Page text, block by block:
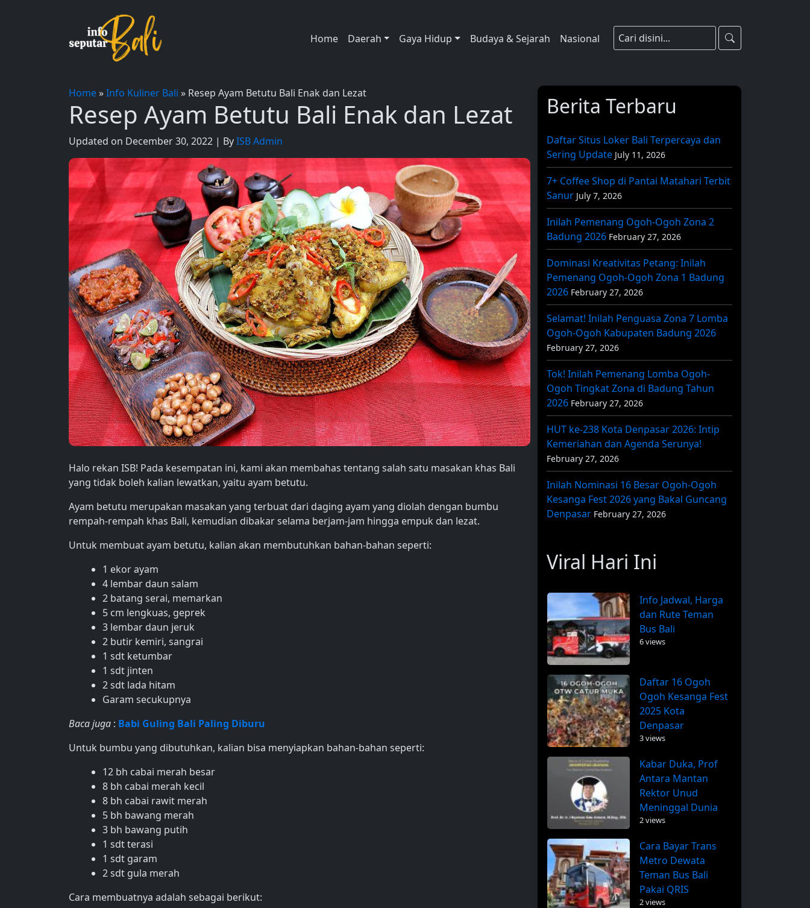
Home Daerah Gaya Hidup Budaya & Sejarah Nasional
Home»Info Kuliner Bali » Resep Ayam Betutu Bali Enak dan Lezat
Resep Ayam Betutu Bali Enak dan Lezat
Updated on December 30, 2022 | ByISB Admin
Halo rekan ISB! Pada kesempatan ini, kami akan membahas tentang salah satu masakan khas Bali
yang tidak boleh kalian lewatkan, yaitu ayam betutu.
Ayam betutu merupakan masakan yang terbuat dari daging ayam yang diolah dengan bumbu
rempah-rempah khas Bali, kemudian dibakar selama berjam-jam hingga empuk dan lezat.
Untuk membuat ayam betutu, kalian akan membutuhkan bahan-bahan seperti:
1 ekor ayam
4 lembar daun salam
2 batang serai, memarkan
5 cm lengkuas, geprek
3 lembar daun jeruk
2 butir kemiri, sangrai
1 sdt ketumbar
1 sdt jinten
2 sdt lada hitam
Garam secukupnya
Baca juga : Babi Guling Bali Paling Diburu
Untuk bumbu yang dibutuhkan, kalian bisa menyiapkan bahan-bahan seperti:
12 bh cabai merah besar
8 bh cabai merah kecil
8 bh cabai rawit merah
5 bh bawang merah
3 bh bawang putih
1 sdt terasi
1 sdt garam
2 sdt gula merah
Cara membuatnya adalah sebagai berikut:
Berita Terbaru
Daftar Situs Loker Bali Terpercaya dan
Sering Update July 11, 2026
7+ Coffee Shop di Pantai Matahari Terbit
Sanur July 7, 2026
Inilah Pemenang Ogoh-Ogoh Zona 2
Badung 2026 February 27, 2026
Dominasi Kreativitas Petang: Inilah
Pemenang Ogoh-Ogoh Zona 1 Badung
2026 February 27, 2026
Selamat! Inilah Penguasa Zona 7 Lomba
Ogoh-Ogoh Kabupaten Badung 2026
February 27, 2026
Tok! Inilah Pemenang Lomba Ogoh-
Ogoh Tingkat Zona di Badung Tahun
2026 February 27, 2026
HUT ke-238 Kota Denpasar 2026: Intip
Kemeriahan dan Agenda Serunya!
February 27, 2026
Inilah Nominasi 16 Besar Ogoh-Ogoh
Kesanga Fest 2026 yang Bakal Guncang
Denpasar February 27, 2026
Viral Hari Ini
Info Jadwal, Harga
dan Rute Teman
Bus Bali
6 views
Daftar 16 Ogoh
Ogoh Kesanga Fest
2025 Kota
Denpasar
3 views
Kabar Duka, Prof
Antara Mantan
Rektor Unud
Meninggal Dunia
2 views
Cara Bayar Trans
Metro Dewata
Teman Bus Bali
Pakai QRIS
2 views